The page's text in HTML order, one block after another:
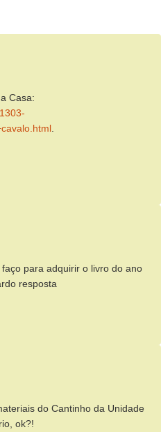
Casa:
.
faço para adquirir o livro do ano
resposta
do Cantinho da Unidade
ok?!